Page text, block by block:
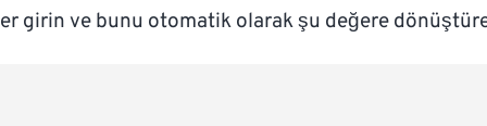
girin ve bunu otomatik olarak şu değere